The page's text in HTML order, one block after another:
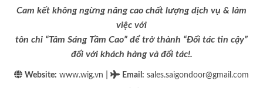
Cam kết không ngừng nâng cao chất lượng dịch vụ & làm
việc với
tôn chỉ “Tâm Sáng Tầm Cao” để trở thành “Đối tác tin cậy”
đối với khách hàng và đối tác!.
Website: www.wig.vn Email : sales.saigondoor@gmail.com